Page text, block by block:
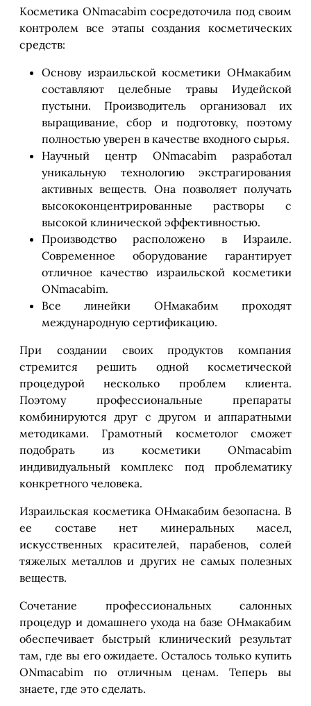
Косметика ONmacabim сосредоточила под своим
контролем все этапы создания косметических
средств:
Основу израильской косметики ОНмакабим
составляют целебные травы Иудейской
пустыни. Производитель организовал их
выращивание, сбор и подготовку, поэтому
полностью уверен в качестве входного сырья.
Научный центр ONmacabim разработал
уникальную технологию экстрагирования
активных веществ. Она позволяет получать
высококонцентрированные растворы с
высокой клинической эффективностью.
Производство расположено в Израиле.
Современное оборудование гарантирует
отличное качество израильской косметики
ONmacabim.
Все линейки ОНмакабим проходят
международную сертификацию.
При создании своих продуктов компания
стремится решить одной косметической
процедурой несколько проблем клиента.
Поэтому профессиональные препараты
комбинируются друг с другом и аппаратными
методиками. Грамотный косметолог сможет
подобрать из косметики ONmacabim
индивидуальный комплекс под проблематику
конкретного человека.
Израильская косметика ОНмакабим безопасна. В
ее составе нет минеральных масел,
искусственных красителей, парабенов, солей
тяжелых металлов и других не самых полезных
веществ.
Сочетание профессиональных салонных
процедур и домашнего ухода на базе ОНмакабим
обеспечивает быстрый клинический результат
там, где вы его ожидаете. Осталось только купить
ONmacabim по отличным ценам. Теперь вы
знаете, где это сделать.